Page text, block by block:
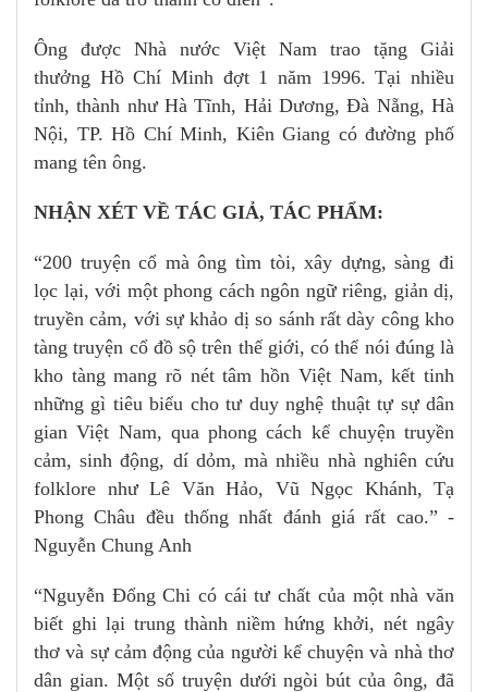
Ông được Nhà nước Việt Nam trao tặng Giải
thưởng Hồ Chí Minh đợt 1 năm 1996. Tại nhiều
tỉnh, thành như Hà Tĩnh, Hải Dương, Đà Nẵng, Hà
Nội, TP. Hồ Chí Minh, Kiên Giang có đường phố
mang tên ông.
NHẬN XÉT VỀ TÁC GIẢ, TÁC PHẨM:
“200 truyện cổ mà ông tìm tòi, xây dựng, sàng đi
lọc lại, với một phong cách ngôn ngữ riêng, giản dị,
truyền cảm, với sự khảo dị so sánh rất dày công kho
tàng truyện cổ đồ sộ trên thế giới, có thể nói đúng là
kho tàng mang rõ nét tâm hồn Việt Nam, kết tinh
những gì tiêu biểu cho tư duy nghệ thuật tự sự dân
gian Việt Nam, qua phong cách kể chuyện truyền
cảm, sinh động, dí dỏm, mà nhiều nhà nghiên cứu
folklore như Lê Văn Hảo, Vũ Ngọc Khánh, Tạ
Phong Châu đều thống nhất đánh giá rất cao.” -
Nguyễn Chung Anh
“Nguyễn Đổng Chi có cái tư chất của một nhà văn
biết ghi lại trung thành niềm hứng khởi, nét ngây
thơ và sự cảm động của người kể chuyện và nhà thơ
dân gian. Một số truyện dưới ngòi bút của ông, đã